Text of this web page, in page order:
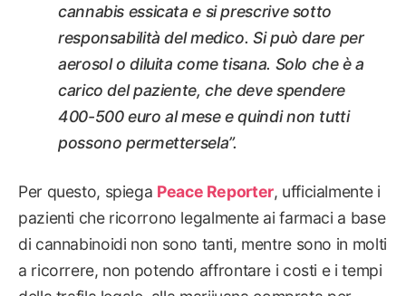
cannabis essicata e si prescrive sotto
responsabilità del medico. Si può dare per
aerosol o diluita come tisana. Solo che è a
carico del paziente, che deve spendere
400-500 euro al mese e quindi non tutti
possono permettersela”.
Per questo, spiega Peace Reporter, ufficialmente i
pazienti che ricorrono legalmente ai farmaci a base
di cannabinoidi non sono tanti, mentre sono in molti
a ricorrere, non potendo affrontare i costi e i tempi